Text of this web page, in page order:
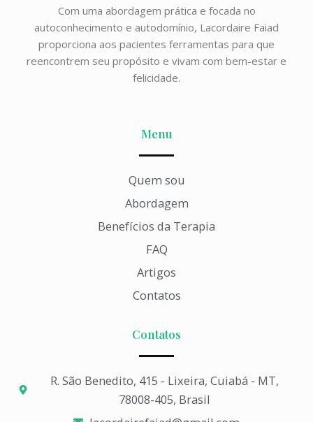
Com uma abordagem prática e focada no
autoconhecimento e autodomínio, Lacordaire Faiad
proporciona aos pacientes ferramentas para que
reencontrem seu propósito e vivam com bem-estar e
felicidade.
Menu
Quem sou
Abordagem
Benefícios da Terapia
FAQ
Artigos
Contatos
Contatos
R. São Benedito, 415 - Lixeira, Cuiabá - MT,
78008-405, Brasil